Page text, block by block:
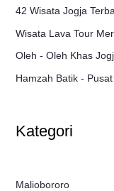
42 Wisata Jogja
Wisata Lava Tour
Oleh - Oleh Khas
Hamzah Batik -
Kategori
Maliobororo